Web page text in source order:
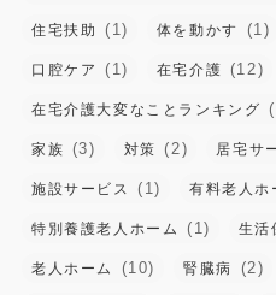
住宅扶助 (1) 体を動かす (1)
口腔ケア (1) 在宅介護 (12)
在宅介護大変なことランキング
家族 (3) 対策 (2) 居宅サ
施設サービス (1) 有料老人ホ
特別養護老人ホーム (1) 生活
老人ホーム (10) 腎臓病 (2)